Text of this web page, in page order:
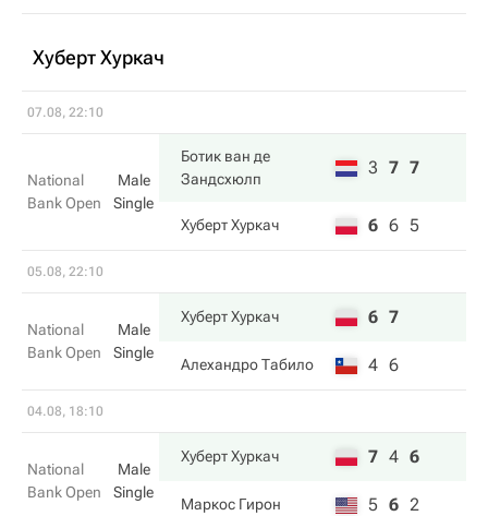
Хуберт Хуркач
07.08, 22:10
National
Bank Open
Male
Single
Ботик ван де
Зандсхюлп
3 7 7
Хуберт Хуркач 6 6 5
05.08, 22:10
National
Bank Open
Male
Single
Хуберт Хуркач 6 7
Алехандро Табило 4 6
04.08, 18:10
National
Bank Open
Male
Single
Хуберт Хуркач 7 4 6
Маркос Гирон 5 6 2